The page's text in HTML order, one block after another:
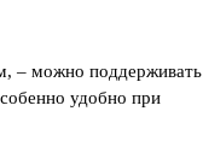
– можно поддерживать
удобно при